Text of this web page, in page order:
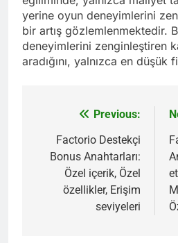
yerine oyun deneyimlerini
bir artış gözlemlenmektedir.
deneyimlerini zenginleştiren
aradığını, yalnızca en düşük
navigation
Previous:
Factorio Destekçi
Bonus Anahtarları:
Özel içerik, Özel
özellikler, Erişim
seviyeleri